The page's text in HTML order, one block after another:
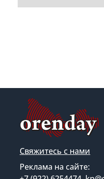
Свяжитесь с нами
Реклама на сайте: